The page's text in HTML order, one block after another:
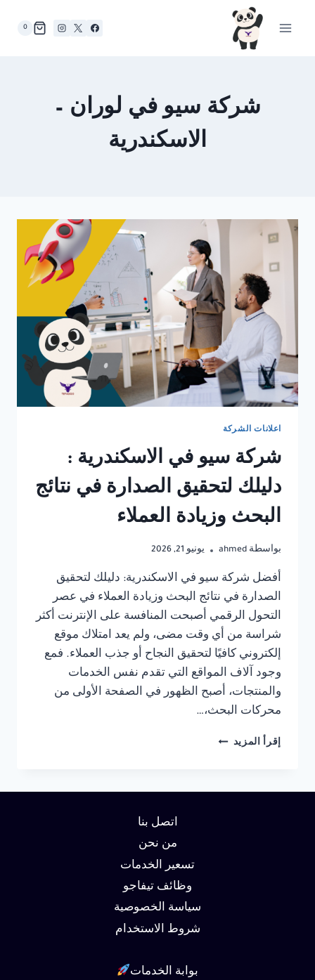
0
شركة سيو في لوران –
الاسكندرية
اعلانات الشركة
شركة سيو في الاسكندرية :
دليلك لتحقيق الصدارة في نتائج
البحث وزيادة العملاء
بواسطة ahmed يونيو 21, 2026
أفضل شركة سيو في الاسكندرية: دليلك لتحقيق
الصدارة في نتائج البحث وزيادة العملاء في عصر
التحول الرقمي أصبحت المنافسة على الإنترنت أكثر
شراسة من أي وقت مضى، ولم يعد امتلاك موقع
إلكتروني كافيًا لتحقيق النجاح أو جذب العملاء. فمع
وجود آلاف المواقع التي تقدم نفس الخدمات
والمنتجات، أصبح الظهور في الصفحة الأولى من
محركات البحث،…
إقرأ المزيد شركة
اتصل بنا
من نحن
تسعير الخدمات
وظائف تيفاجو
سياسة الخصوصية
شروط الاستخدام
بوابة الخدمات